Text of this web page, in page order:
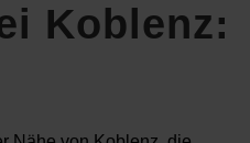
Koblenz: